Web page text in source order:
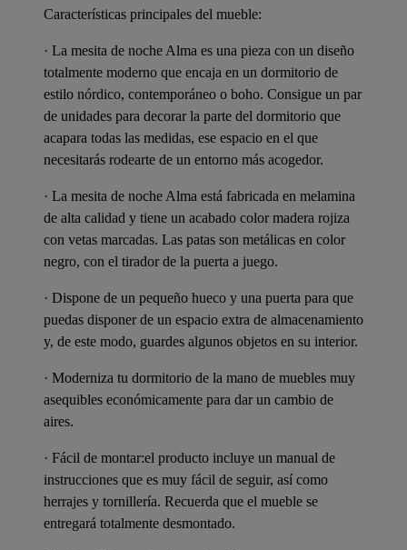
Características principales del mueble:
· La mesita de noche Alma es una pieza con un diseño
totalmente moderno que encaja en un dormitorio de
estilo nórdico, contemporáneo o boho. Consigue un par
de unidades para decorar la parte del dormitorio que
acapara todas las medidas, ese espacio en el que
necesitarás rodearte de un entorno más acogedor.
· La mesita de noche Alma está fabricada en melamina
de alta calidad y tiene un acabado color madera rojiza
con vetas marcadas. Las patas son metálicas en color
negro, con el tirador de la puerta a juego.
· Dispone de un pequeño hueco y una puerta para que
puedas disponer de un espacio extra de almacenamiento
y, de este modo, guardes algunos objetos en su interior.
· Moderniza tu dormitorio de la mano de muebles muy
asequibles económicamente para dar un cambio de
aires.
· Fácil de montar:el producto incluye un manual de
instrucciones que es muy fácil de seguir, así como
herrajes y tornillería. Recuerda que el mueble se
entregará totalmente desmontado.